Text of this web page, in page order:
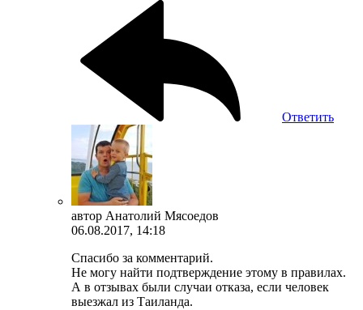
Ответить
автор Анатолий Мясоедов
06.08.2017, 14:18
Спасибо за комментарий.
Не могу найти подтверждение этому в правилах.
А в отзывах были случаи отказа, если человек
выезжал из Таиланда.